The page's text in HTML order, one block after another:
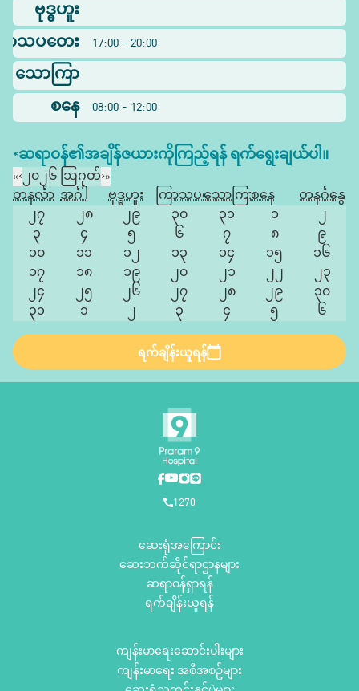
ဗုဒ္ဓဟူး
ာသပတေး
17:00 - 20:00
သောကြာ
စနေ
08:00 - 12:00
*ဆရာဝန်၏အချိန်ဇယားကိုကြည့်ရန် ရက်ရွေးချယ်ပါ။
«‹ ၂၀၂၆ ဩဂုတ်›»
တနင်္လာ အင်္ဂါ ဗုဒ္ဓဟူး ကြာသပတေးသောကြာစနေ
တနင်္ဂနွေ
၂၇
၂၈ ၂၉ ၃၀ ၃၁ ၁
၂
၃
၄ ၅ ၆ ၇ ၈
၉
၁၀
၁၁ ၁၂ ၁၃ ၁၄ ၁၅
၁၆
၁၇
၁၈ ၁၉ ၂၀ ၂၁ ၂၂
၂၃
၂၄
၂၅ ၂၆ ၂၇ ၂၈ ၂၉
၃၀
၃၁
၁ ၂ ၃ ၄ ၅ ၆
ရက်ချိန်းယူရန်
1270
ဆေးရုံအကြောင်း
ဆေးဘက်ဆိုင်ရာဌာနများ
ဆရာဝန်ရှာရန်
ရက်ချိန်းယူရန်
ကျန်းမာရေးဆောင်းပါးများ
ကျန်းမာရေး အစီအစဥ်များ